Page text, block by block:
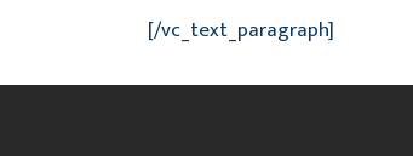
[/vc_text_paragraph]